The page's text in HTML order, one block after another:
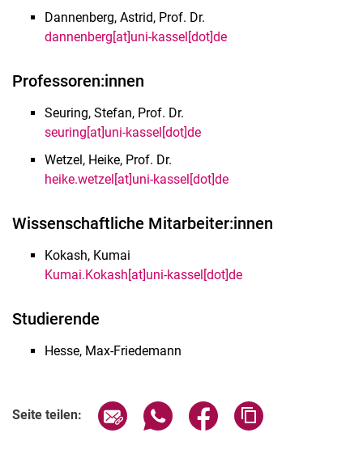
Informationsmanagement
Qualitätsmanagement
Graduiertenförderung
Fachbereichsrat
Ausschüsse / Arbeitsgruppen
Gleichstellung
Fachschaftsrat
Alumni
Dannenberg, Astrid, Prof. Dr.
dannenberg[at]uni-kassel[dot]de
Professoren:innen
Seuring, Stefan, Prof. Dr.
seuring[at]uni-kassel[dot]de
Wetzel, Heike, Prof. Dr.
heike.wetzel[at]uni-kassel[dot]de
Wissenschaftliche Mitarbeiter:innen
Kokash, Kumai
Kumai.Kokash[at]uni-kassel[dot]de
Stu­die­ren­de
Hesse, Max-Friedemann
Seite teilen: Seite über E-Mail teilen
Seite über WhatsApp teilen
Seite über Facebook